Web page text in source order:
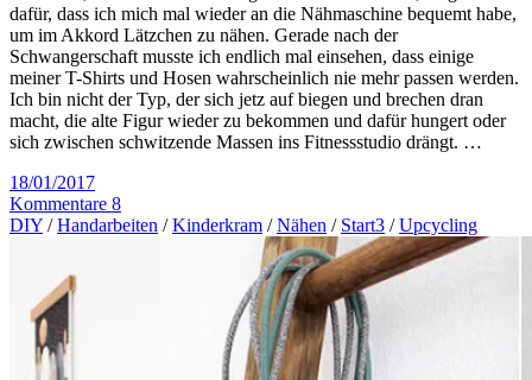
dafür, dass ich mich mal wieder an die Nähmaschine bequemt habe,
um im Akkord Lätzchen zu nähen. Gerade nach der
Schwangerschaft musste ich endlich mal einsehen, dass einige
meiner T-Shirts und Hosen wahrscheinlich nie mehr passen werden.
Ich bin nicht der Typ, der sich jetz auf biegen und brechen dran
macht, die alte Figur wieder zu bekommen und dafür hungert oder
sich zwischen schwitzende Massen ins Fitnessstudio drängt. …
18/01/2017
Kommentare 8
DIY /Handarbeiten /Kinderkram /Nähen / Start3 /Upcycling